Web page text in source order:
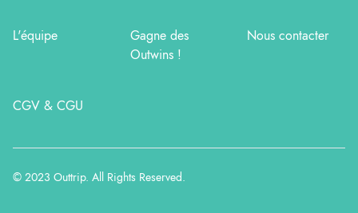
L'équipe
Gagne des
Outwins !
Nous contacter
CGV & CGU
© 2023 Outtrip. All Rights Reserved.